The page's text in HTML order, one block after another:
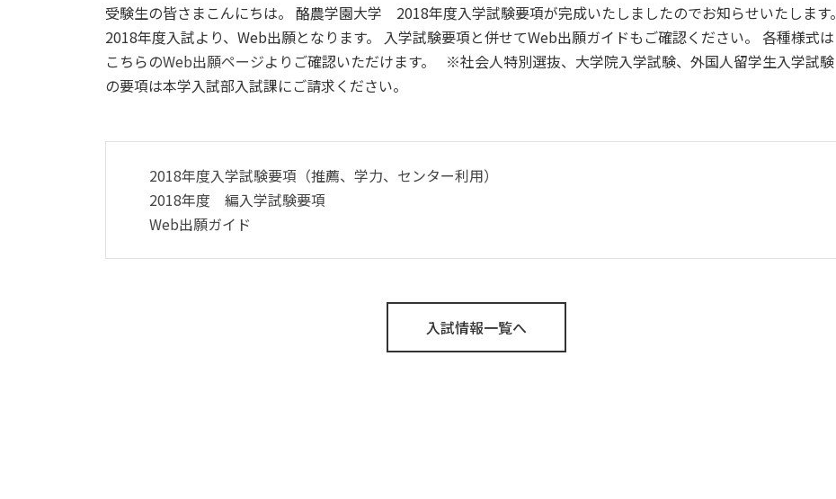
受験生の皆さまこんにちは。 酪農学園大学 2018年度入学試験要項が完成いたしましたのでお知らせいたします。
2018年度入試より、Web出願となります。 入学試験要項と併せてWeb出願ガイドもご確認ください。 各種様式は
こちらのWeb出願ページよりご確認いただけます。 ※社会人特別選抜、大学院入学試験、外国人留学生入学試験
の要項は本学入試部入試課にご請求ください。
2018年度入学試験要項（推薦、学力、センター利用）
2018年度 編入学試験要項
Web出願ガイド
入試情報一覧へ